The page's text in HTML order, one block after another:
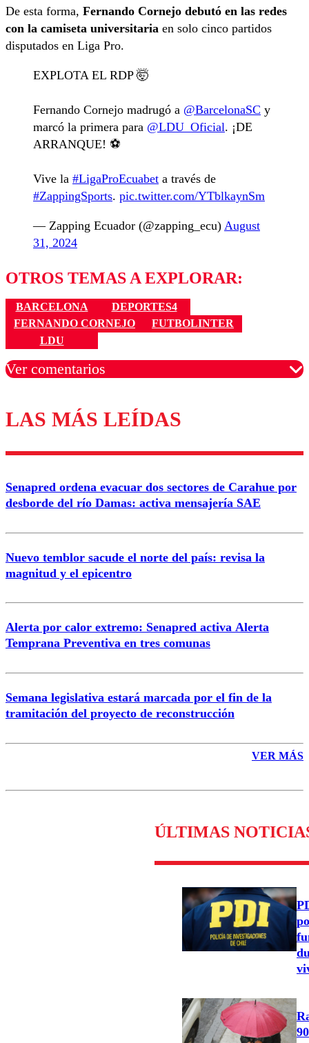
De esta forma, Fernando Cornejo debutó en las redes
con la camiseta universitaria en solo cinco partidos
disputados en Liga Pro.
EXPLOTA EL RDP 🤯
Fernando Cornejo madrugó a @BarcelonaSC y
marcó la primera para @LDU_Oficial. ¡DE
ARRANQUE! ⚽️
Vive la #LigaProEcuabet a través de
#ZappingSports. pic.twitter.com/YTblkaynSm
— Zapping Ecuador (@zapping_ecu) August
31, 2024
OTROS TEMAS A EXPLORAR:
BARCELONA
DEPORTES4
FERNANDO CORNEJO
FUTBOLINTER
LDU
Ver comentarios
Los comentarios son moderados para garantizar un
diálogo respetuoso.
Correo
LAS MÁS LEÍDAS
Senapred ordena evacuar dos sectores de Carahue por
desborde del río Damas: activa mensajería SAE
Nuevo temblor sacude el norte del país: revisa la
magnitud y el epicentro
Alerta por calor extremo: Senapred activa Alerta
Temprana Preventiva en tres comunas
Semana legislativa estará marcada por el fin de la
tramitación del proyecto de reconstrucción
VER MÁS
ÚLTIMAS